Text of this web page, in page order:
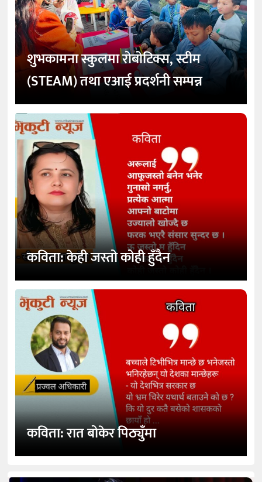
शुभकामना स्कुलमा रोबोटिक्स, स्टीम
(STEAM) तथा एआई प्रदर्शनी सम्पन्न
कविता: केही जस्तो कोही हुँदैन
कविता: रात बोकेर पिठ्युँमा